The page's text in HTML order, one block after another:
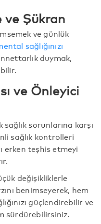
ve Şükran
ve günlük
sağlığınızı
duymak,
ve Önleyici
sorunlarına karşı
sağlık kontrolleri
erken teşhis etmeyi
değişikliklerle
benimseyerek, hem
güçlendirebilir ve
sürdürebilirsiniz.